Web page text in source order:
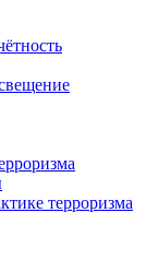
терроризма